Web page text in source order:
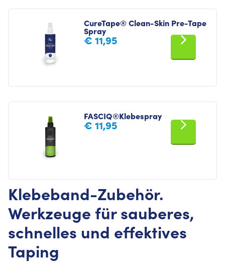
CureTape® Clean-Skin Pre-Tape
Spray
€ 11,95
FASCIQ®Klebespray
€ 11,95
Klebeband-Zubehör.
Werkzeuge für sauberes,
schnelles und effektives
Taping